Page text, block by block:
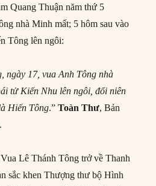
Quang Thuận năm thứ 5
nhà Minh mất; 5 hôm sau vào
Tông lên ngôi:
ngày 17, vua Anh Tông nhà
tử Kiến Nhu lên ngôi, đổi niên
Hiến Tông.” Toàn Thư, Bản
Lê Thánh Tông trở về Thanh
sắc khen Thượng thư bộ Hình